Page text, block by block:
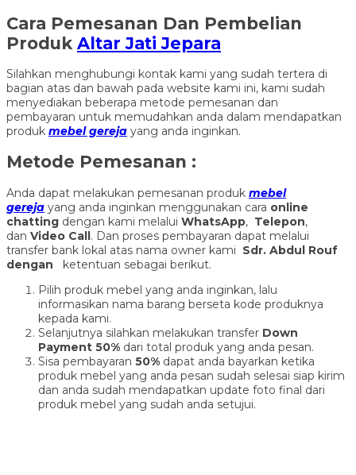
Cara Pemesanan Dan Pembelian
Produk Altar Jati Jepara
Silahkan menghubungi kontak kami yang sudah tertera di
bagian atas dan bawah pada website kami ini, kami sudah
menyediakan beberapa metode pemesanan dan
pembayaran untuk memudahkan anda dalam mendapatkan
produk mebel gereja yang anda inginkan.
Metode Pemesanan :
Anda dapat melakukan pemesanan produk mebel
gereja yang anda inginkan menggunakan cara online
chatting dengan kami melalui WhatsApp, Telepon,
dan Video Call. Dan proses pembayaran dapat melalui
transfer bank lokal atas nama owner kami Sdr. Abdul Rouf
dengan ketentuan sebagai berikut.
Pilih produk mebel yang anda inginkan, lalu
informasikan nama barang berseta kode produknya
kepada kami.
Selanjutnya silahkan melakukan transfer Down
Payment 50% dari total produk yang anda pesan.
Sisa pembayaran 50% dapat anda bayarkan ketika
produk mebel yang anda pesan sudah selesai siap kirim
dan anda sudah mendapatkan update foto final dari
produk mebel yang sudah anda setujui.